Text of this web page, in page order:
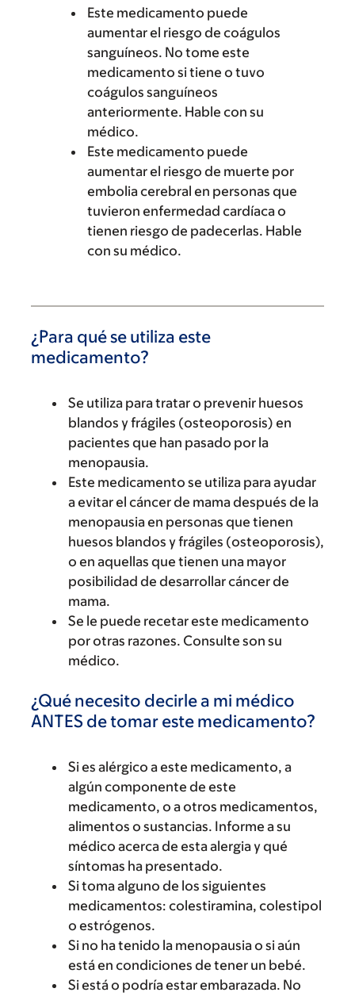
Este medicamento puede
aumentar el riesgo de coágulos
sanguíneos. No tome este
medicamento si tiene o tuvo
coágulos sanguíneos
anteriormente. Hable con su
médico.
Este medicamento puede
aumentar el riesgo de muerte por
embolia cerebral en personas que
tuvieron enfermedad cardíaca o
tienen riesgo de padecerlas. Hable
con su médico.
¿Para qué se utiliza este
medicamento?
Se utiliza para tratar o prevenir huesos
blandos y frágiles (osteoporosis) en
pacientes que han pasado por la
menopausia.
Este medicamento se utiliza para ayudar
a evitar el cáncer de mama después de la
menopausia en personas que tienen
huesos blandos y frágiles (osteoporosis),
o en aquellas que tienen una mayor
posibilidad de desarrollar cáncer de
mama.
Se le puede recetar este medicamento
por otras razones. Consulte son su
médico.
¿Qué necesito decirle a mi médico
ANTES de tomar este medicamento?
Si es alérgico a este medicamento, a
algún componente de este
medicamento, o a otros medicamentos,
alimentos o sustancias. Informe a su
médico acerca de esta alergia y qué
síntomas ha presentado.
Si toma alguno de los siguientes
medicamentos: colestiramina, colestipol
o estrógenos.
Si no ha tenido la menopausia o si aún
está en condiciones de tener un bebé.
Si está o podría estar embarazada. No